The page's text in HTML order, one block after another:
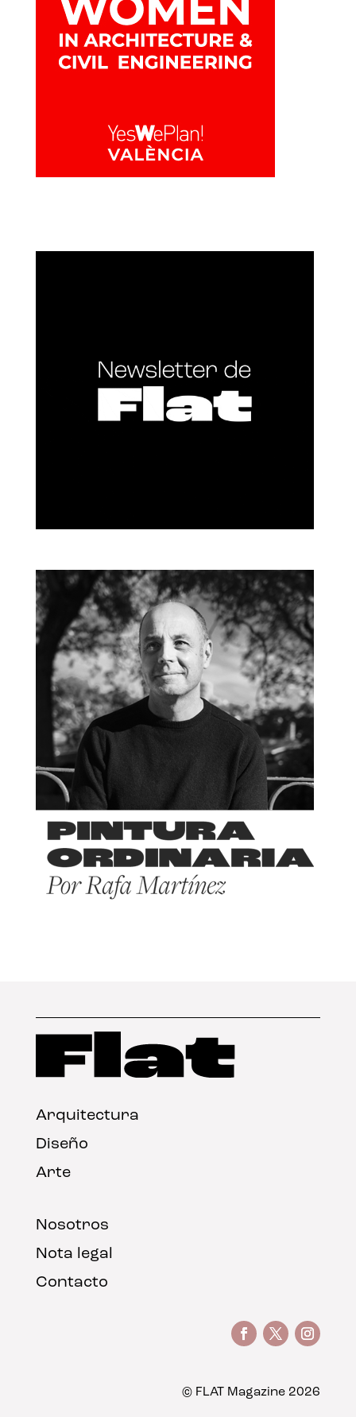
Arquitectura
Diseño
Arte
Nosotros
Nota legal
Contacto
© FLAT Magazine 2026